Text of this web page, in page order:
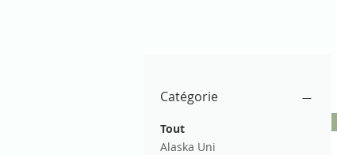
Catégorie
Tout
Alaska Uni